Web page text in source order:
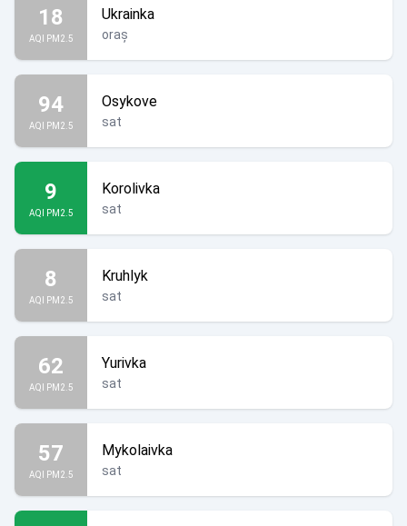
18
AQI PM2.5
Ukrainka
oraș
94
AQI PM2.5
Osykove
sat
9
AQI PM2.5
Korolivka
sat
8
AQI PM2.5
Kruhlyk
sat
62
AQI PM2.5
Yurivka
sat
57
AQI PM2.5
Mykolaivka
sat